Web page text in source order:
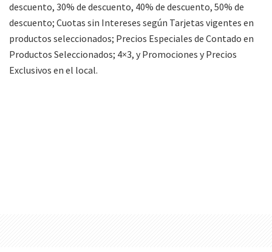
descuento, 30% de descuento, 40% de descuento, 50% de
descuento; Cuotas sin Intereses según Tarjetas vigentes en
productos seleccionados; Precios Especiales de Contado en
Productos Seleccionados; 4×3, y Promociones y Precios
Exclusivos en el local.